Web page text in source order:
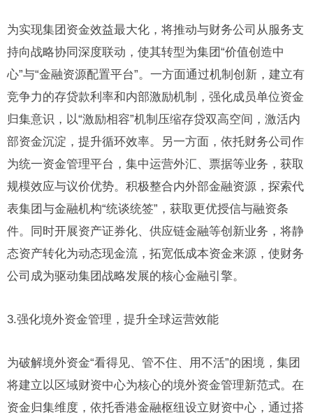
为实现集团资金效益最大化，将推动与财务公司从服务支
持向战略协同深度联动，使其转型为集团“价值创造中
心”与“金融资源配置平台”。一方面通过机制创新，建立有
竞争力的存贷款利率和内部激励机制，强化成员单位资金
归集意识，以“激励相容”机制压缩存贷双高空间，激活内
部资金沉淀，提升循环效率。另一方面，依托财务公司作
为统一资金管理平台，集中运营外汇、票据等业务，获取
规模效应与议价优势。积极整合内外部金融资源，探索代
表集团与金融机构“统谈统签”，获取更优授信与融资条
件。同时开展资产证券化、供应链金融等创新业务，将静
态资产转化为动态现金流，拓宽低成本资金来源，使财务
公司成为驱动集团战略发展的核心金融引擎。
3.强化境外资金管理，提升全球运营效能
为破解境外资金“看得见、管不住、用不活”的困境，集团
将建立以区域财资中心为核心的境外资金管理新范式。在
资金归集维度，依托香港金融枢纽设立财资中心，通过搭